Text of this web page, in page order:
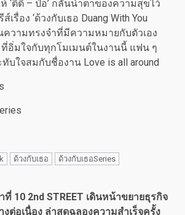
‘ตี๋ตี๋ – ป๋อ’ กลั้นน้ำตาของความสุขไว้
รื่อง ‘ด้วงกับเธอ Duang With You
ความทรงจำที่มีความหมายกับตัวเอง
ที่อิ่มใจกับทุกโมเมนต์ในงานนี้ แฟน ๆ
บใจสมกับชื่องาน Love is all around
ด้วงกับเธอ ด้วงกับเธอSeries
ที่ 10 2nd STREET เดินหน้าขยายธุรกิจ
งต่อเนื่อง ล่าสุดฉลองความสำเร็จครั้ง